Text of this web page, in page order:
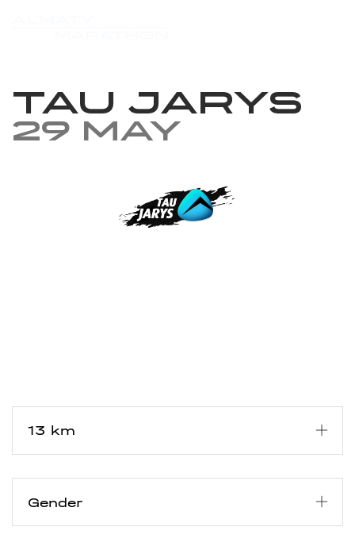
TAU JARYS
29 May